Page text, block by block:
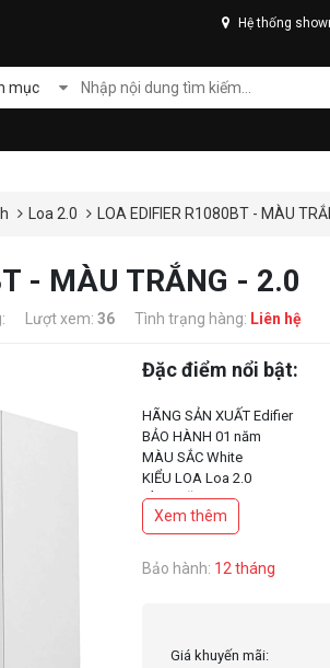
Hệ thống
mục
Loa 2.0 LOA EDIFIER R1080BT - MÀU
- MÀU TRẮNG - 2.0
Lượt xem: 36 Tình trạng hàng: Liên hệ
Đặc điểm nổi bật:
HÃNG SẢN XUẤT Edifier
BẢO HÀNH 01 năm
MÀU SẮC White
KIỂU LOA Loa 2.0
Xem thêm
Bảo hành: 12 tháng
Giá khuyến mãi: